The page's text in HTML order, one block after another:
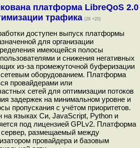
платформа LibreQoS 2.0
трафика (28 +20)
доступен выпуск платформы
для организации
имеющейся полосы
и снижения негативных
из-за промежуточной буферизации
сетевым оборудованием. Платформа
провайдерами или
сетей для оптимизации потоков
задержек на минимальном уровне и
пропускания с учётом приоритетов.
на языках Си, JavaScript, Python и
под лицензией GPLv2. Платформа
сервер, размещаемый между
провайдера и базовым